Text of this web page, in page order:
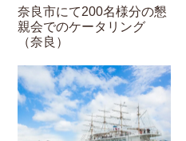
奈良市にて200名様分の懇
親会でのケータリング
（奈良）